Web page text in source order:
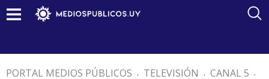
PORTAL MEDIOS PÚBLICOS . TELEVISIÓN . CANAL 5 .